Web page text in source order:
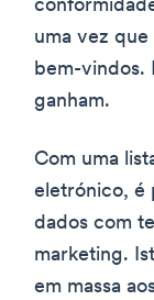
uma vez que
bem-vindos.
ganham.
Com uma
eletrónico, é
dados com
marketing.
em massa